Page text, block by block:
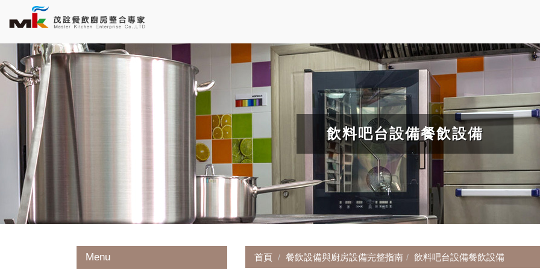
飲料吧台設備餐飲設備
首頁 餐飲設備與廚房設備完整指南 飲料吧台設備餐飲設備
Menu